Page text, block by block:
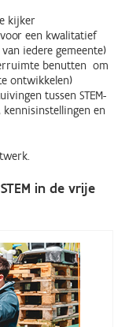
kijker
een kwalitatief
iedere gemeente)
benutten om
ontwikkelen)
tussen STEM-
en
in de vrije